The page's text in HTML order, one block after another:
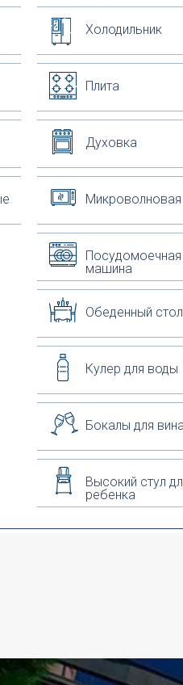
Холодильник
Плита
Духовка
Микроволновая
Посудомоечная
машина
Обеденный стол
Кулер для воды
Бокалы для вина
Высокий стул
ребенка